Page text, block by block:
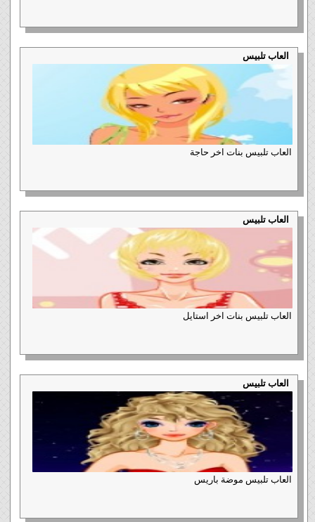
العاب تلبيس
العاب تلبيس بنات اخر حاجة
العاب تلبيس
العاب تلبيس بنات اخر استايل
العاب تلبيس
العاب تلبيس موضة باريس